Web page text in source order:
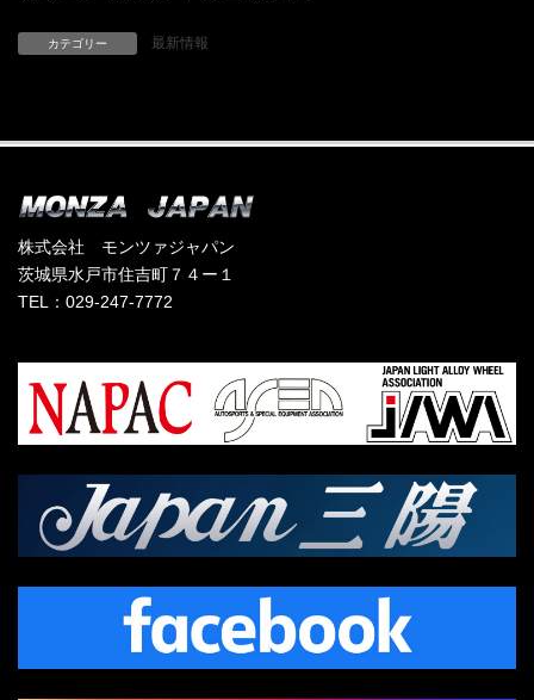
カテゴリー 最新情報
株式会社 モンツァジャパン
茨城県水戸市住吉町７４ー１
TEL：029-247-7772